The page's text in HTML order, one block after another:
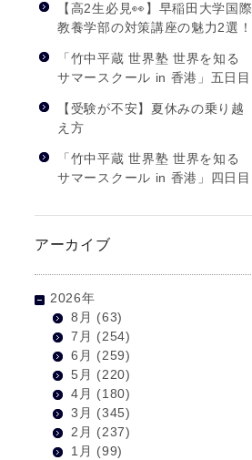
【高2生必見👀】早稲田大学国際
教養学部の対策講座の魅力2選！
「竹中平蔵 世界塾 世界を知る
サマースクール in 香港」五日目
【受験が不安】夏休みの乗り越
え方
「竹中平蔵 世界塾 世界を知る
サマースクール in 香港」四日目
アーカイブ
2026年
8月 (63)
7月 (254)
6月 (259)
5月 (220)
4月 (180)
3月 (345)
2月 (237)
1月 (99)